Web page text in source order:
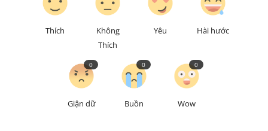
Thích
Không
Thích
Yêu Hài hước
Giận dữ
0
Buồn
0
Wow
0